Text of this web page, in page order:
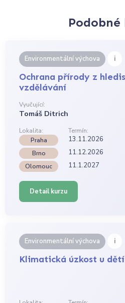
Podobné
Environmentální výchova i
Ochrana přírody z
vzdělávání
Vyučující:
Tomáš Ditrich
Lokalita:
Termín:
Praha
13.11.2026
Brno 11.12.2026
Olomouc 11.1.2027
Detail kurzu
Environmentální výchova i
Klimatická úzkost u